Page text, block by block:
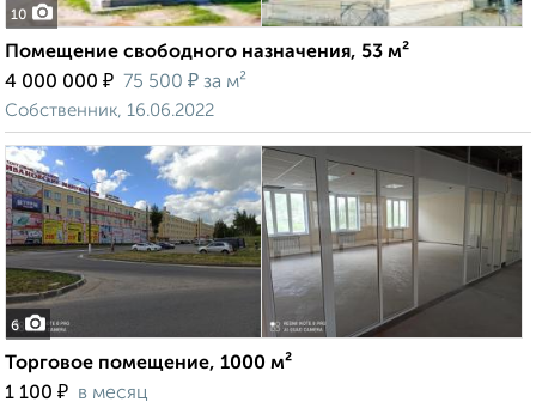
10
Помещение свободного назначения, 53 м²
4 000 000 ₽ 75 500 ₽ за м²
Собственник, 16.06.2022
6
Торговое помещение, 1000 м²
1 100 ₽ в месяц